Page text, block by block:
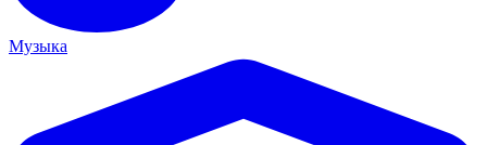
Музыка